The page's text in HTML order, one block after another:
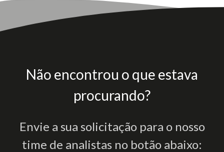
Não encontrou o que estava
procurando?
Envie a sua solicitação para o nosso
time de analistas no botão abaixo: